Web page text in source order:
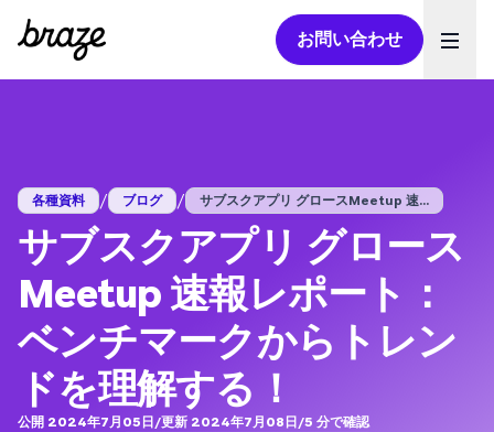
お問い合わせ
各種資料 / ブログ / サブスクアプリ グロースMeetup 速...
サブスクアプリ グロース
Meetup 速報レポート：
ベンチマークからトレン
ドを理解する！
公開 2024年7月05日/更新 2024年7月08日/5 分で確認